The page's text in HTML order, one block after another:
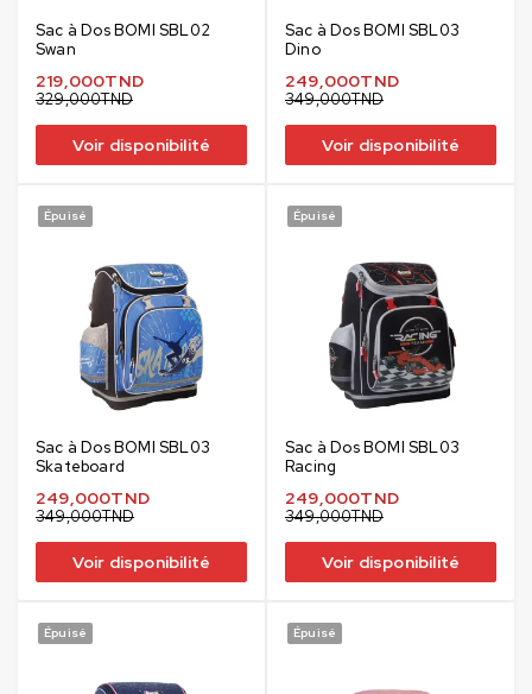
Sac à Dos BOMI SBL02
Swan
329,000TND
219,000TND
Voir disponibilité
Sac à Dos BOMI SBL03
Dino
349,000TND
249,000TND
Voir disponibilité
Épuisé
Sac à Dos BOMI SBL03
Skateboard
349,000TND
249,000TND
Voir disponibilité
Épuisé
Sac à Dos BOMI SBL03
Racing
349,000TND
249,000TND
Voir disponibilité
Épuisé Épuisé